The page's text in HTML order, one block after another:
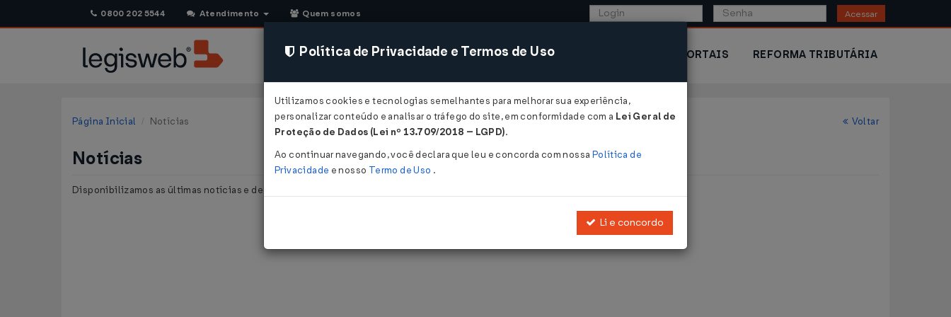
0800 202 5544 Atendimento Quem somos Acessar
CONSULTORIA SISTEMAS COMÉRCIO EXTERIOR PORTAIS REFORMA TRIBUTÁRIA
Página Inicial Notícias Voltar
Notícias
Disponibilizamos as últimas notícias e destaques publicadas pelo LegisWeb.
Política de Privacidade e Termos de Uso
Utilizamos cookies e tecnologias semelhantes para melhorar sua experiência,
personalizar conteúdo e analisar o tráfego do site, em conformidade com a Lei Geral de
Proteção de Dados (Lei nº 13.709/2018 – LGPD).
Ao continuar navegando, você declara que leu e concorda com nossa Política de
Privacidade e nosso Termo de Uso .
Li e concordo